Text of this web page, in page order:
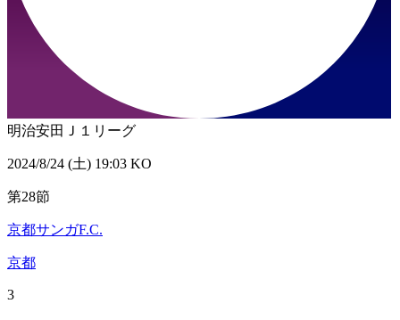
明治安田Ｊ１リーグ
2024/8/24 (土) 19:03 KO
第28節
京都サンガF.C.
京都
3